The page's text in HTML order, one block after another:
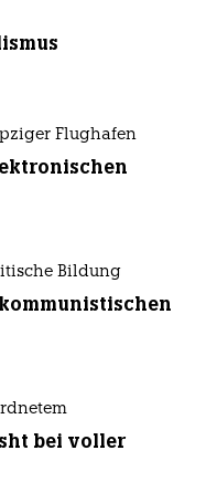
Flughafen
Bildung
bei voller